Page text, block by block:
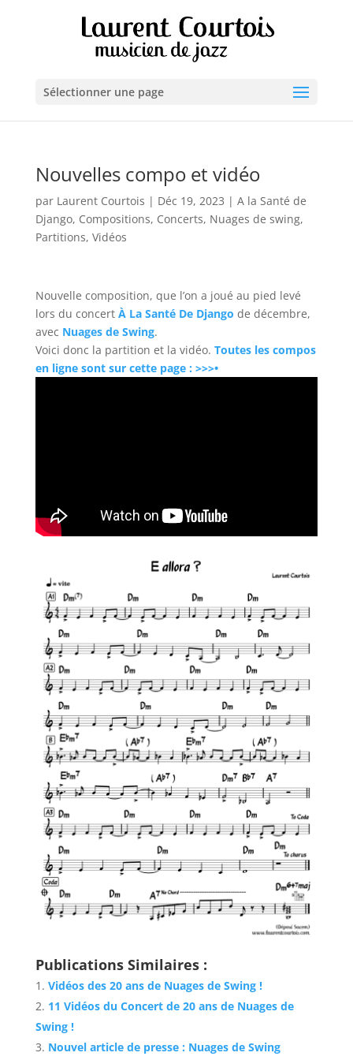
Sélectionner une page
Nouvelles compo et vidéo
par Laurent Courtois | Déc 19, 2023 | A la Santé de
Django, Compositions, Concerts, Nuages de swing,
Partitions, Vidéos
Nouvelle composition, que l’on a joué au pied levé
lors du concert À La Santé De Django de décembre,
avec Nuages de Swing.
Voici donc la partition et la vidéo. Toutes les compos
en ligne sont sur cette page : >>>•
Publications Similaires :
Vidéos des 20 ans de Nuages de Swing !
11 Vidéos du Concert de 20 ans de Nuages de
Swing !
Nouvel article de presse : Nuages de Swing